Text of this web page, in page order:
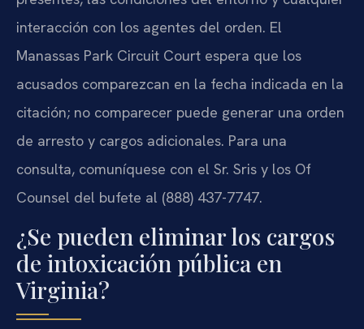
interacción con los agentes del orden. El
Manassas Park Circuit Court espera que los
acusados comparezcan en la fecha indicada en la
citación; no comparecer puede generar una orden
de arresto y cargos adicionales. Para una
consulta, comuníquese con el Sr. Sris y los Of
Counsel del bufete al (888) 437-7747.
¿Se pueden eliminar los cargos
de intoxicación pública en
Virginia?